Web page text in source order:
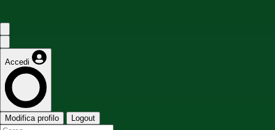
Accedi
Modifica profilo Logout